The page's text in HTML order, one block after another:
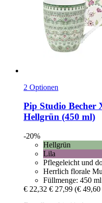
2 Optionen
Pip Studio Becher
Hellgrün (450 ml)
-20%
Hellgrün
Lila
Pflegeleicht und
Herrlich florale
Füllmenge: 450 ml
€ 22,32 € 27,99 (€